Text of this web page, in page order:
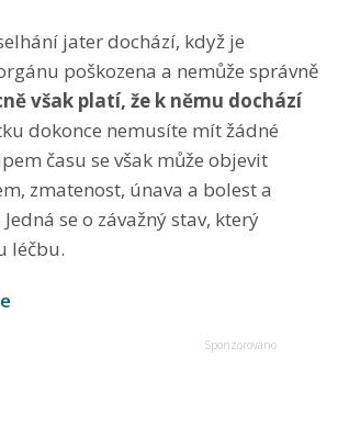
jater dochází, když je
poškozena a nemůže správně
však platí, že k němu dochází
dokonce nemusíte mít žádné
času se však může objevit
zmatenost, únava a bolest a
se o závažný stav, který
léčbu.